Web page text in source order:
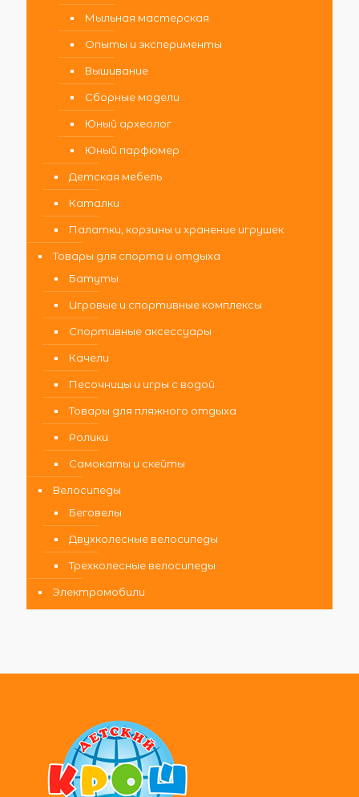
Мыльная мастерская
Опыты и эксперименты
Вышивание
Сборные модели
Юный археолог
Юный парфюмер
Детская мебель
Каталки
Палатки, корзины и хранение игрушек
Товары для спорта и отдыха
Батуты
Игровые и спортивные комплексы
Спортивные аксессуары
Качели
Песочницы и игры с водой
Товары для пляжного отдыха
Ролики
Самокаты и скейты
Велосипеды
Беговелы
Двухколесные велосипеды
Трехколесные велосипеды
Электромобили